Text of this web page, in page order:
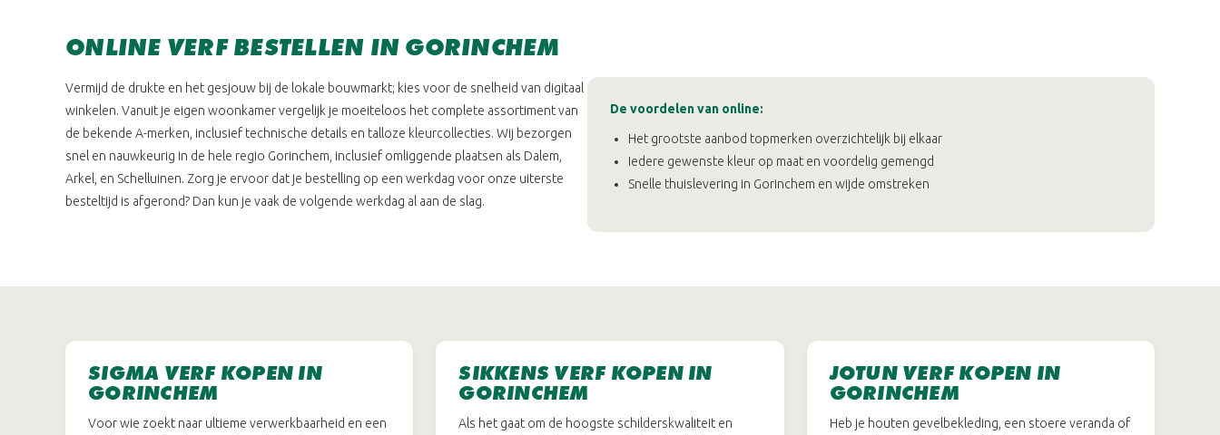
ONLINE VERF BESTELLEN IN GORINCHEM
Vermijd de drukte en het gesjouw bij de lokale bouwmarkt; kies voor de snelheid van digitaal
winkelen. Vanuit je eigen woonkamer vergelijk je moeiteloos het complete assortiment van
de bekende A-merken, inclusief technische details en talloze kleurcollecties. Wij bezorgen
snel en nauwkeurig in de hele regio Gorinchem, inclusief omliggende plaatsen als Dalem,
Arkel, en Schelluinen. Zorg je ervoor dat je bestelling op een werkdag voor onze uiterste
besteltijd is afgerond? Dan kun je vaak de volgende werkdag al aan de slag.
De voordelen van online:
Het grootste aanbod topmerken overzichtelijk bij elkaar
Iedere gewenste kleur op maat en voordelig gemengd
Snelle thuislevering in Gorinchem en wijde omstreken
SIGMA VERF KOPEN IN
GORINCHEM
Voor wie zoekt naar ultieme verwerkbaarheid en een
SIKKENS VERF KOPEN IN
GORINCHEM
Als het gaat om de hoogste schilderskwaliteit en
JOTUN VERF KOPEN IN
GORINCHEM
Heb je houten gevelbekleding, een stoere veranda of